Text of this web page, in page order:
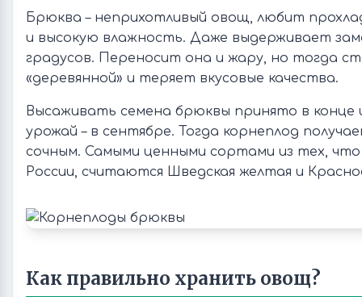
Брюква – неприхотливый овощ, любит
и высокую влажность. Даже выдерживает
градусов. Переносит она и жару, но тогда
«деревянной» и теряет вкусовые качества.
Высаживать семена брюквы принято в конце
урожай – в сентябре. Тогда корнеплод
сочным. Самыми ценными сортами из тех,
России, считаются Шведская желтая и
Как правильно хранить овощ?